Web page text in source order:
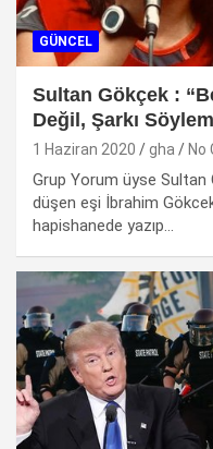
GÜNCEL
Sultan Gökçek :
Değil, Şarkı
1 Haziran 2020 gha No
Grup Yorum üyse
düşen eşi İbrahim
hapishanede yazıp…